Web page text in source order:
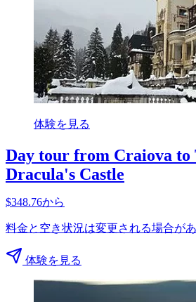
体験を見る
Day tour from Craiova to
Dracula's Castle
$348.76から
料金と空き状況は変更される場合があ
体験を見る